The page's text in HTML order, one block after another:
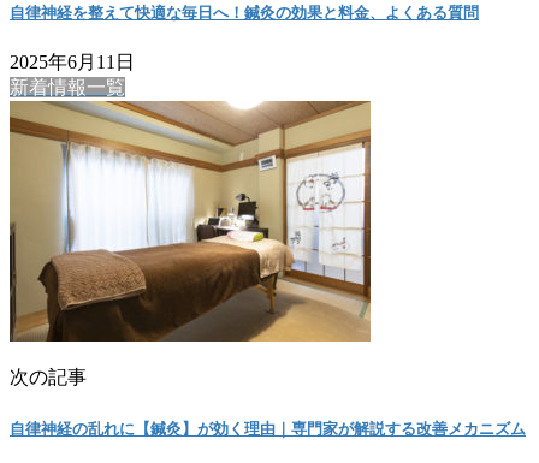
自律神経を整えて快適な毎日へ！鍼灸の効果と料金、よくある質問
2025年6月11日
新着情報一覧
次の記事
自律神経の乱れに【鍼灸】が効く理由｜専門家が解説する改善メカニズム